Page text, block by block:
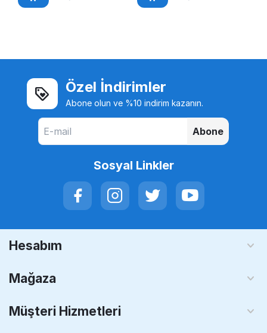
Özel İndirimler
Abone olun ve %10 indirim kazanın.
Abone
Sosyal Linkler
Hesabım
Mağaza
Müşteri Hizmetleri